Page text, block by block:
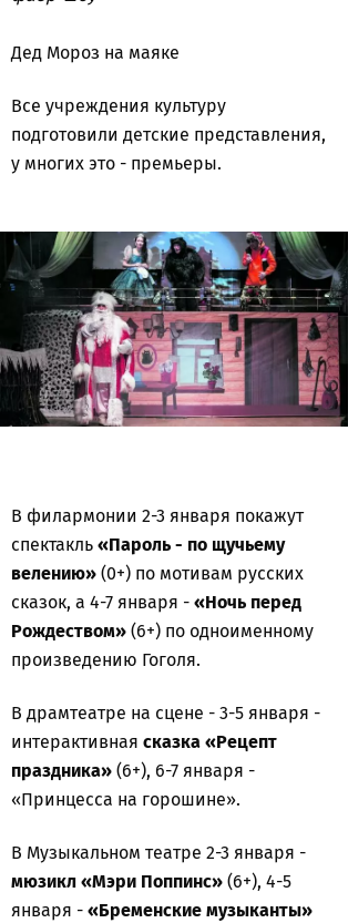
Дед Мороз на маяке
Все учреждения культуру
подготовили детские представления,
у многих это - премьеры.
В филармонии 2-3 января покажут
спектакль «Пароль - по щучьему
велению» (0+) по мотивам русских
сказок, а 4-7 января - «Ночь перед
Рождеством» (6+) по одноименному
произведению Гоголя.
В драмтеатре на сцене - 3-5 января -
интерактивная сказка «Рецепт
праздника» (6+), 6-7 января -
«Принцесса на горошине».
В Музыкальном театре 2-3 января -
мюзикл «Мэри Поппинс» (6+), 4-5
января - «Бременские музыканты»